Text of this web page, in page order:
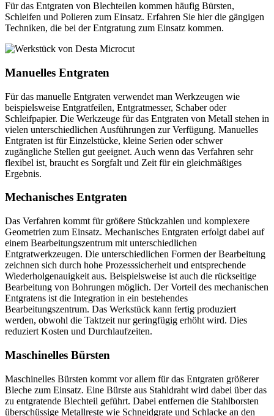
Für das Entgraten von Blechteilen kommen häufig Bürsten,
Schleifen und Polieren zum Einsatz. Erfahren Sie hier die gängigen
Techniken, die bei der Entgratung zum Einsatz kommen.
Manuelles Entgraten
Für das manuelle Entgraten verwendet man Werkzeugen wie
beispielsweise Entgratfeilen, Entgratmesser, Schaber oder
Schleifpapier. Die Werkzeuge für das Entgraten von Metall stehen in
vielen unterschiedlichen Ausführungen zur Verfügung. Manuelles
Entgraten ist für Einzelstücke, kleine Serien oder schwer
zugängliche Stellen gut geeignet. Auch wenn das Verfahren sehr
flexibel ist, braucht es Sorgfalt und Zeit für ein gleichmäßiges
Ergebnis.
Mechanisches Entgraten
Das Verfahren kommt für größere Stückzahlen und komplexere
Geometrien zum Einsatz. Mechanisches Entgraten erfolgt dabei auf
einem Bearbeitungszentrum mit unterschiedlichen
Entgratwerkzeugen. Die unterschiedlichen Formen der Bearbeitung
zeichnen sich durch hohe Prozesssicherheit und entsprechende
Wiederholgenauigkeit aus. Beispielsweise ist auch die rückseitige
Bearbeitung von Bohrungen möglich. Der Vorteil des mechanischen
Entgratens ist die Integration in ein bestehendes
Bearbeitungszentrum. Das Werkstück kann fertig produziert
werden, obwohl die Taktzeit nur geringfügig erhöht wird. Dies
reduziert Kosten und Durchlaufzeiten.
Maschinelles Bürsten
Maschinelles Bürsten kommt vor allem für das Entgraten größerer
Bleche zum Einsatz. Eine Bürste aus Stahldraht wird dabei über das
zu entgratende Blechteil geführt. Dabei entfernen die Stahlborsten
überschüssige Metallreste wie Schneidgrate und Schlacke an den